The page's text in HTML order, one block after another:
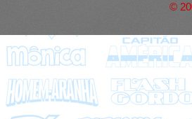
©